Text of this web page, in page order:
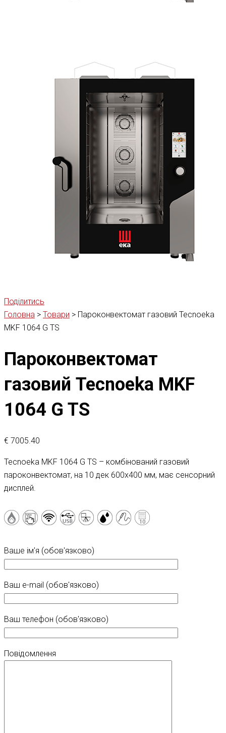
Поділитись
Головна > Товари > Пароконвектомат газовий Tecnoeka
MKF 1064 G TS
Пароконвектомат
газовий Tecnoeka MKF
1064 G TS
€ 7005.40
Tecnoeka MKF 1064 G TS – комбінований газовий
пароконвектомат, на 10 дек 600х400 мм, має сенсорний
дисплей.
Ваше ім'я (обов'язково)
Ваш e-mail (обов'язково)
Ваш телефон (обов'язково)
Повідомлення